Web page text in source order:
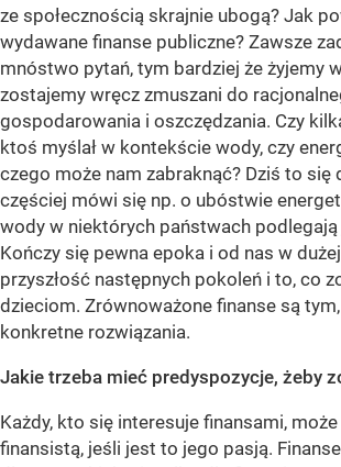
ze społecznością skrajnie ubogą? Jak
wydawane finanse publiczne? Zawsze
mnóstwo pytań, tym bardziej że żyjemy
zostajemy wręcz zmuszani do
gospodarowania i oszczędzania. Czy
ktoś myślał w kontekście wody, czy
czego może nam zabraknąć? Dziś to się
częściej mówi się np. o ubóstwie
wody w niektórych państwach
Kończy się pewna epoka i od nas w
przyszłość następnych pokoleń i to, co
dzieciom. Zrównoważone finanse są
konkretne rozwiązania.
Jakie trzeba mieć predyspozycje, żeby
Każdy, kto się interesuje finansami,
finansistą, jeśli jest to jego pasją.